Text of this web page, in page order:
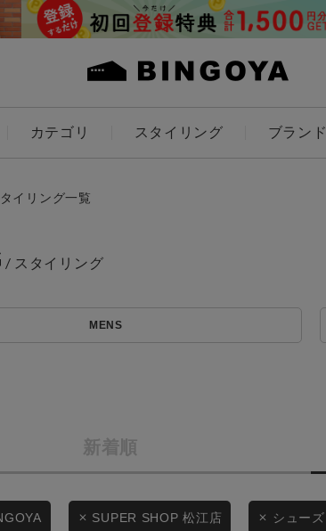
カテゴリ スタイリング ブランド
アイテムを探す
スタイリングから探す
WEB限定アイテムを探す
KIDS
価格
セール価格
イリング一覧
MENS
新着順
SUPER SHOP 松江店 シューズ